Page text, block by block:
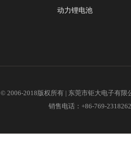
动力锂电池
© 2006-2018版权所有 | 东莞市钜大电子有
销售电话：+86-769-